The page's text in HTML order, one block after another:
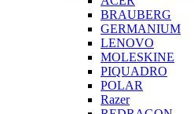
BRAUBERG
GERMANIUM
LENOVO
MOLESKINE
PIQUADRO
POLAR
Razer